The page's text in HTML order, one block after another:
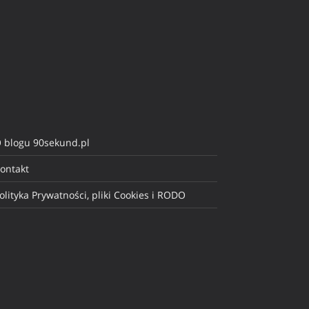
blogu 90sekund.pl
Prywatności, pliki Cookies i RODO